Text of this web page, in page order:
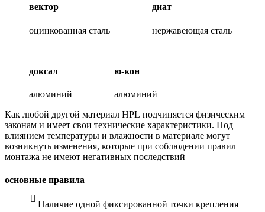
вектор
оцинкованная сталь
диат
нержавеющая сталь
доксал
алюминий
ю-кон
алюминий
Как любой другой материал HPL подчиняется физическим
законам и имеет свои технические характеристики. Под
влиянием температуры и влажности в материале могут
возникнуть изменения, которые при соблюдении правил
монтажа не имеют негативных последствий
основные правила
Наличие одной фиксированной точки крепления